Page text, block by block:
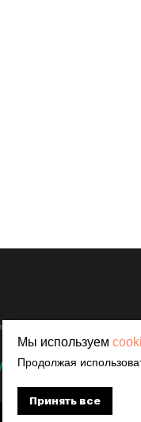
1/8
Мы используем
Продолжая
Принять все